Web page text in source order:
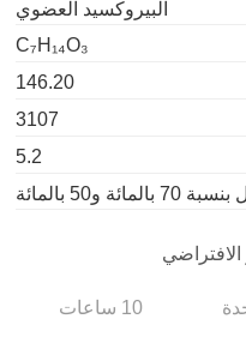
البيروكسيد العضوي
C₇H₁₄O₃
146.20
3107
5.2
و50 بالمائة
10 ساعات